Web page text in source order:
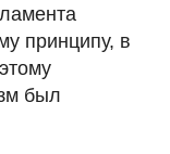
принципу, в
был